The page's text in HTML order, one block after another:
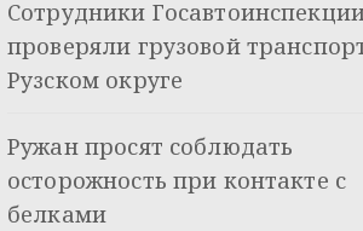
Сотрудники
проверяли грузовой
Рузском округе
Ружан просят соблюдать
осторожность при контакте с
белками